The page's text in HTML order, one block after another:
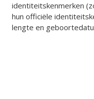
identiteitskenmerken
hun officiële
lengte en